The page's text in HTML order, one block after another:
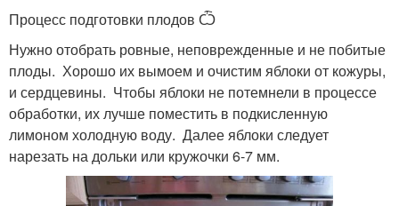
Процесс подготовки плодов Ѽ
Нужно отобрать ровные, неповрежденные и не побитые
плоды. Хорошо их вымоем и очистим яблоки от кожуры,
и сердцевины. Чтобы яблоки не потемнели в процессе
обработки, их лучше поместить в подкисленную
лимоном холодную воду. Далее яблоки следует
нарезать на дольки или кружочки 6-7 мм.